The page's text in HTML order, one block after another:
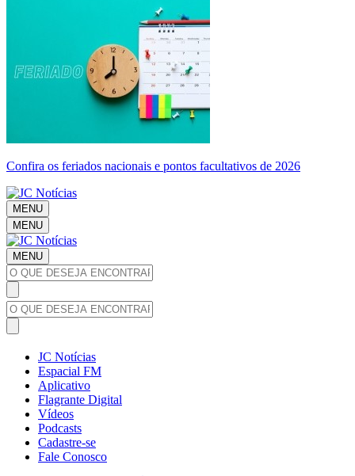
Confira os feriados nacionais e pontos facultativos de 2026
MENU
MENU
MENU
JC Notícias
Espacial FM
Aplicativo
Flagrante Digital
Vídeos
Podcasts
Cadastre-se
Fale Conosco